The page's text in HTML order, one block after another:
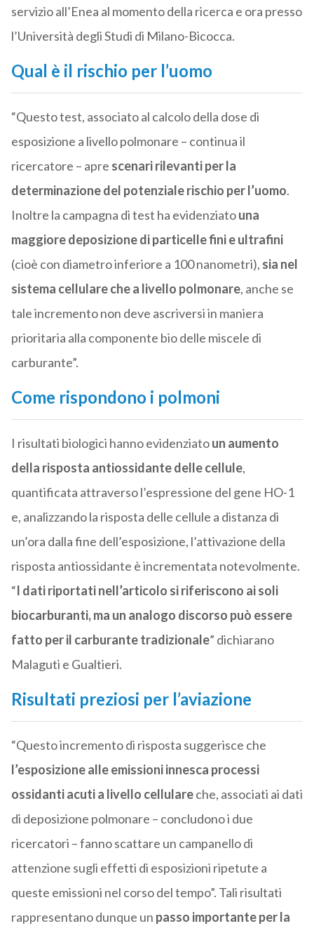
servizio all’Enea al momento della ricerca e ora presso
l’Università degli Studi di Milano-Bicocca.
Qual è il rischio per l’uomo
“Questo test, associato al calcolo della dose di
esposizione a livello polmonare – continua il
ricercatore – apre scenari rilevanti per la
determinazione del potenziale rischio per l’uomo.
Inoltre la campagna di test ha evidenziatouna
maggiore deposizione di particelle fini e ultrafini
(cioè con diametro inferiore a 100 nanometri), sia nel
sistema cellulare che a livello polmonare, anche se
tale incremento non deve ascriversi in maniera
prioritaria alla componente bio delle miscele di
carburante”.
Come rispondono i polmoni
I risultati biologici hanno evidenziatoun aumento
della risposta antiossidante delle cellule,
quantificata attraverso l’espressione del gene HO-1
e, analizzando la risposta delle cellule a distanza di
un’ora dalla fine dell’esposizione, l’attivazione della
risposta antiossidante è incrementata notevolmente.
“I dati riportati nell’articolo si riferiscono ai soli
biocarburanti, ma un analogo discorso può essere
fatto per il carburante tradizionale” dichiarano
Malaguti e Gualtieri.
Risultati preziosi per l’aviazione
“Questo incremento di risposta suggerisce che
l’esposizione alle emissioni innesca processi
ossidanti acuti a livello cellulareche, associati ai dati
di deposizione polmonare – concludono i due
ricercatori – fanno scattare un campanello di
attenzione sugli effetti di esposizioni ripetute a
queste emissioni nel corso del tempo”. Tali risultati
rappresentano dunque un passo importante per la